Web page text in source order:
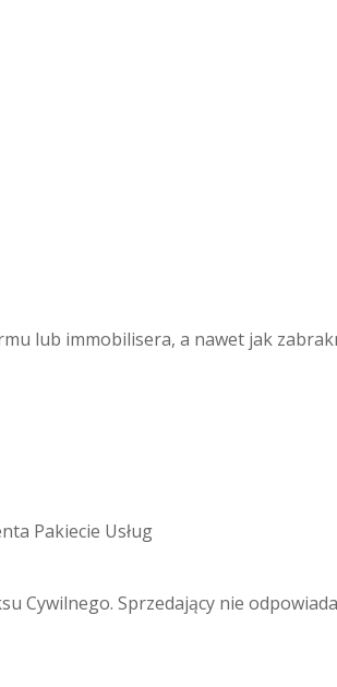
lub immobilisera, a nawet jak
Pakiecie Usług
Cywilnego. Sprzedający nie